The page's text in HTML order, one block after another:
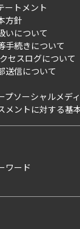
お部屋を再検索
ョン
渋谷区）
渋谷区以外）
ン
ビス
契約まで
】当社仲介事業部
ートメント
方針
いについて
手続きについて
セスログについて
送信について
プソーシャルメデ
メントに対する基
ワード